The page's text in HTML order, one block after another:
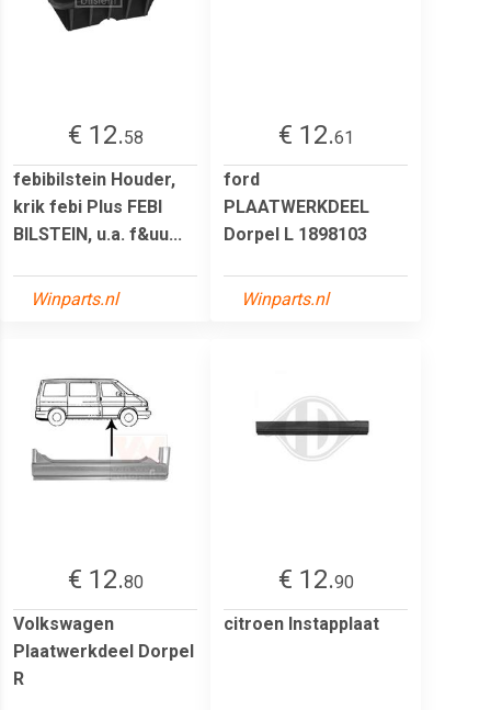
€ 12.58
febibilstein Houder,
krik febi Plus FEBI
BILSTEIN, u.a. f&uu...
Winparts.nl
€ 12.61
ford
PLAATWERKDEEL
Dorpel L 1898103
Winparts.nl
€ 12.80
Volkswagen
Plaatwerkdeel Dorpel
R
€ 12.90
citroen Instapplaat